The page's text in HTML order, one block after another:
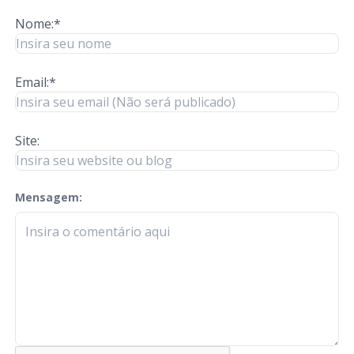
Nome:*
Email:*
Site:
Mensagem:
check-terms